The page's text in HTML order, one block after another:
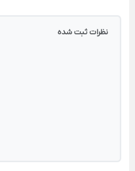
نظرات ثبت شده